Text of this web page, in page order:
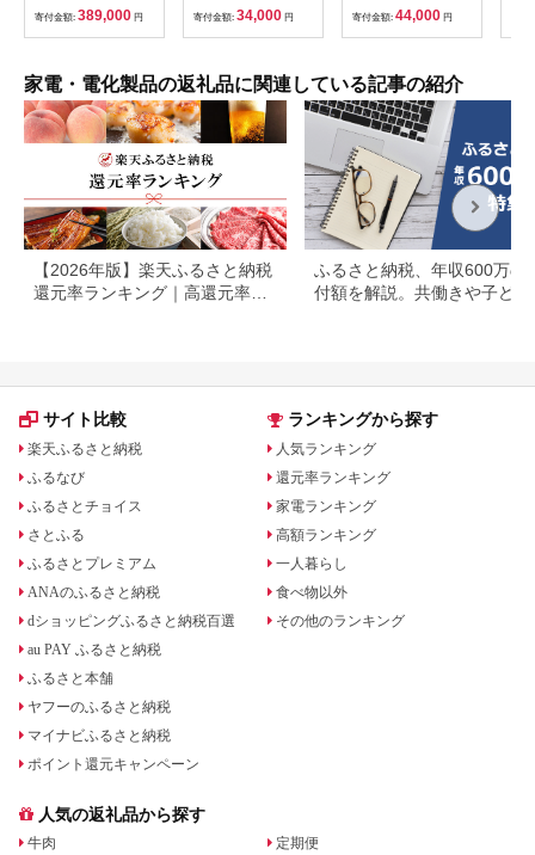
《2025年モデル》
寄付金額: 389,000 円
トシルバー】77685
F4N-0707
寄付金額: 34,000 円
ッツグレー、WG グレ
イッシュホワイト】大
阪府門真市 家電 電化
活家電 新生活 新生活
応援
寄付金額: 44,000 円
家電・電化製品の返礼品に関連している記事の紹介
【2026年版】楽天ふるさと納税
還元率ランキング｜高還元率返
ふるさと納税、年収600万の
付額を解説。共働きや子ども
サイト比較
楽天ふるさと納税
ふるなび
ふるさとチョイス
さとふる
ふるさとプレミアム
ANAのふるさと納税
dショッピングふるさと納税百選
au PAY ふるさと納税
ふるさと本舗
ヤフーのふるさと納税
マイナビふるさと納税
ポイント還元キャンペーン
ランキングから探す
人気ランキング
還元率ランキング
家電ランキング
高額ランキング
一人暮らし
食べ物以外
その他のランキング
人気の返礼品から探す
牛肉
定期便